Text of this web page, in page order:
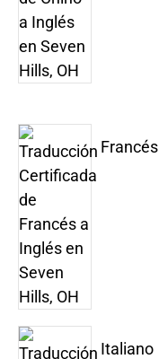
Francés
Italiano